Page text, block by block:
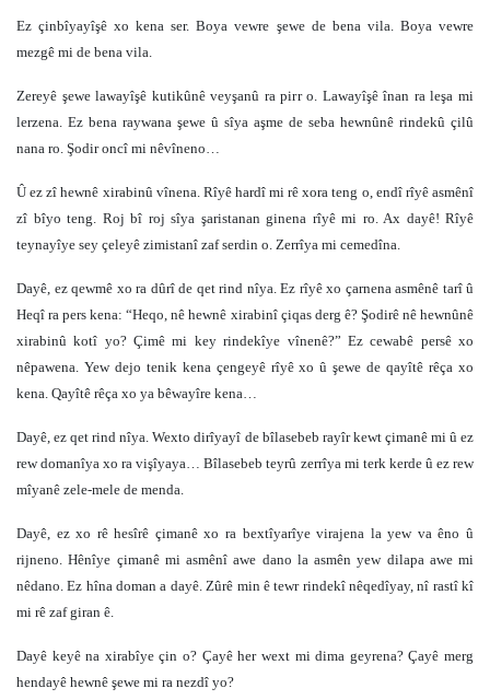
Ez çinbîyayîşê xo kena ser. Boya vewre şewe de bena vila. Boya vewre
mezgê mi de bena vila.
Zereyê şewe lawayîşê kutikûnê veyşanû ra pirr o. Lawayîşê înan ra leşa mi
lerzena. Ez bena raywana şewe û sîya aşme de seba hewnûnê rindekû çilû
nana ro. Şodir oncî mi nêvîneno…
Û ez zî hewnê xirabinû vînena. Rîyê hardî mi rê xora teng o, endî rîyê asmênî
zî bîyo teng. Roj bî roj sîya şaristanan ginena rîyê mi ro. Ax dayê! Rîyê
teynayîye sey çeleyê zimistanî zaf serdin o. Zerrîya mi cemedîna.
Dayê, ez qewmê xo ra dûrî de qet rind nîya. Ez rîyê xo çarnena asmênê tarî û
Heqî ra pers kena: “Heqo, nê hewnê xirabinî çiqas derg ê? Şodirê nê hewnûnê
xirabinû kotî yo? Çimê mi key rindekîye vînenê?” Ez cewabê persê xo
nêpawena. Yew dejo tenik kena çengeyê rîyê xo û şewe de qayîtê rêça xo
kena. Qayîtê rêça xo ya bêwayîre kena…
Dayê, ez qet rind nîya. Wexto dirîyayî de bîlasebeb rayîr kewt çimanê mi û ez
rew domanîya xo ra vişîyaya… Bîlasebeb teyrû zerrîya mi terk kerde û ez rew
mîyanê zele-mele de menda.
Dayê, ez xo rê hesîrê çimanê xo ra bextîyarîye virajena la yew va êno û
rijneno. Hênîye çimanê mi asmênî awe dano la asmên yew dilapa awe mi
nêdano. Ez hîna doman a dayê. Zûrê min ê tewr rindekî nêqedîyay, nî rastî kî
mi rê zaf giran ê.
Dayê keyê na xirabîye çin o? Çayê her wext mi dima geyrena? Çayê merg
hendayê hewnê şewe mi ra nezdî yo?